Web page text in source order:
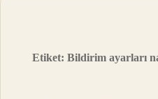
Etiket:Bildirim ayarları